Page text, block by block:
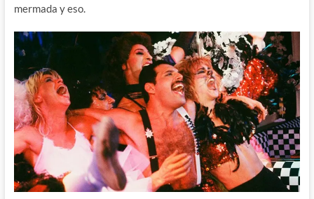
mermada y eso.